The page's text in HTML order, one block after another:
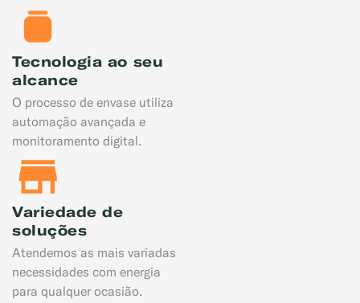
Tecnologia ao seu
alcance
O processo de envase utiliza
automação avançada e
monitoramento digital.
Variedade de
soluções
Atendemos as mais variadas
necessidades com energia
para qualquer ocasião.